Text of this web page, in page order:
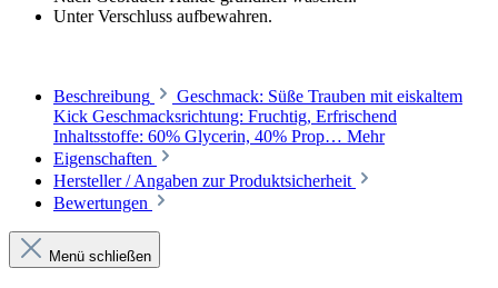
Unter Verschluss aufbewahren.
Beschreibung
Geschmack: Süße Trauben mit eiskaltem
Kick Geschmacksrichtung: Fruchtig, Erfrischend
Inhaltsstoffe: 60% Glycerin, 40% Prop… Mehr
Eigenschaften
Hersteller / Angaben zur Produktsicherheit
Bewertungen
Menü schließen